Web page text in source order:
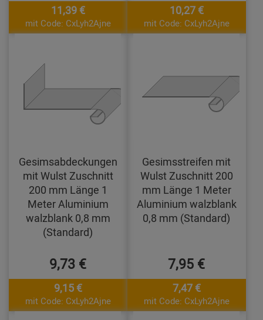
11,39 €
mit Code: CxLyh2Ajne
10,27 €
mit Code: CxLyh2Ajne
Gesimsabdeckungen
mit Wulst Zuschnitt
200 mm Länge 1
Meter Aluminium
walzblank 0,8 mm
(Standard)
9,73 €
9,15 €
mit Code: CxLyh2Ajne
Gesimsstreifen mit
Wulst Zuschnitt 200
mm Länge 1 Meter
Aluminium walzblank
0,8 mm (Standard)
7,95 €
7,47 €
mit Code: CxLyh2Ajne